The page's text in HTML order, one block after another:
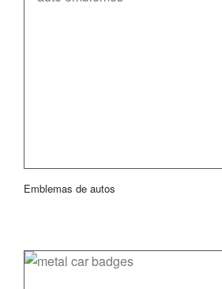
Emblemas de autos